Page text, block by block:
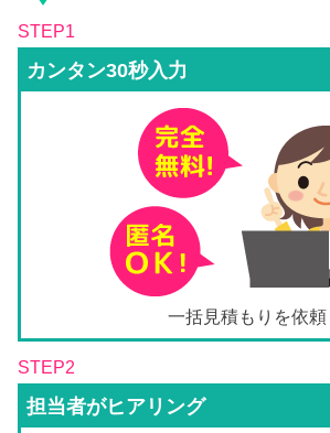
STEP1
カンタン30秒入力
一括見積もりを依頼
STEP2
担当者がヒアリング